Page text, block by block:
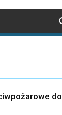
do